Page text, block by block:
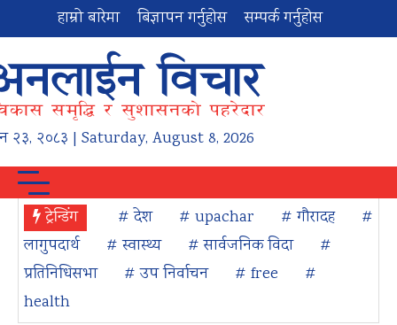
हाम्रो बारेमा बिज्ञापन गर्नुहोस सम्पर्क गर्नुहोस
२३, २०८३ | Saturday, August 8, 2026
ट्रेन्डिंग # देश # upachar # गौरादह
#
लागुपदार्थ
# स्वास्थ्य # सार्वजनिक विदा
#
प्रतिनिधिसभा
# उप निर्वाचन # free
#
health